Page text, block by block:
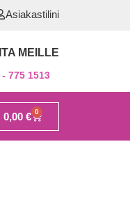
Asiakastilini
MEILLE
- 775 1513
0,00 € 0